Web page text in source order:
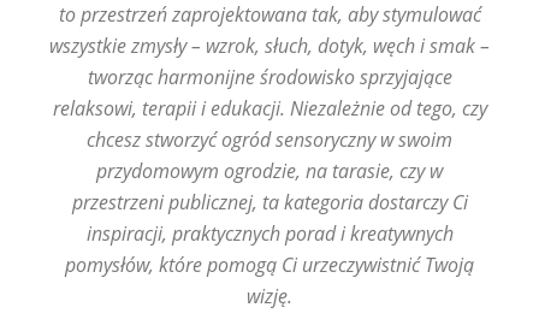
to przestrzeń zaprojektowana tak, aby stymulować
wszystkie zmysły – wzrok, słuch, dotyk, węch i smak –
tworząc harmonijne środowisko sprzyjające
relaksowi, terapii i edukacji. Niezależnie od tego, czy
chcesz stworzyć ogród sensoryczny w swoim
przydomowym ogrodzie, na tarasie, czy w
przestrzeni publicznej, ta kategoria dostarczy Ci
inspiracji, praktycznych porad i kreatywnych
pomysłów, które pomogą Ci urzeczywistnić Twoją
wizję.